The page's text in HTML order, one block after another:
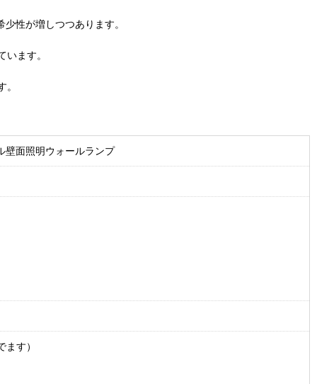
性が増しつつあります。
ます。
壁面照明ウォールランプ
す）